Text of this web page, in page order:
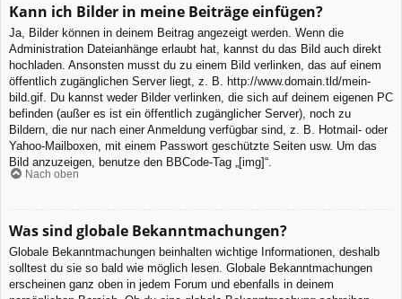
Kann ich Bilder in meine Beiträge einfügen?
Ja, Bilder können in deinem Beitrag angezeigt werden. Wenn die
Administration Dateianhänge erlaubt hat, kannst du das Bild auch direkt
hochladen. Ansonsten musst du zu einem Bild verlinken, das auf einem
öffentlich zugänglichen Server liegt, z. B. http://www.domain.tld/mein-
bild.gif. Du kannst weder Bilder verlinken, die sich auf deinem eigenen PC
befinden (außer es ist ein öffentlich zugänglicher Server), noch zu
Bildern, die nur nach einer Anmeldung verfügbar sind, z. B. Hotmail- oder
Yahoo-Mailboxen, mit einem Passwort geschützte Seiten usw. Um das
Bild anzuzeigen, benutze den BBCode-Tag „[img]“.
Nach oben
Was sind globale Bekanntmachungen?
Globale Bekanntmachungen beinhalten wichtige Informationen, deshalb
solltest du sie so bald wie möglich lesen. Globale Bekanntmachungen
erscheinen ganz oben in jedem Forum und ebenfalls in deinem